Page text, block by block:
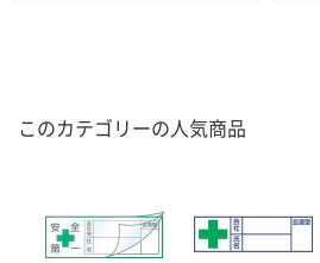
このカテゴリーの人気商品